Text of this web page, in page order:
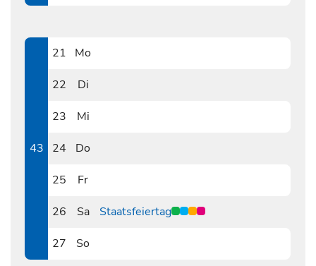
43
21
Mo
22
Di
23
Mi
24
Do
25
Fr
26
Sa Staatsfeiertag
27
So